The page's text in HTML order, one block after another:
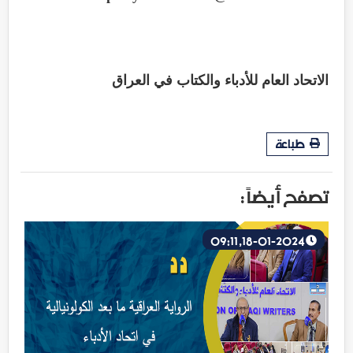
الاتحاد العام للأدباء والكتاب في العراق
طباعة
تصفح أيضاً :